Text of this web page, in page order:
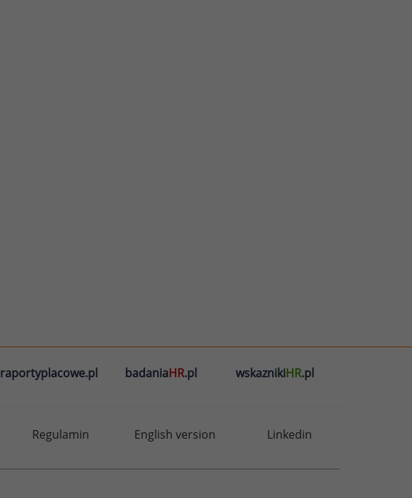
raportyplacowe.pl badaniaHR.pl wskaznikiHR.pl
Regulamin English version Linkedin